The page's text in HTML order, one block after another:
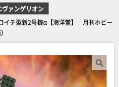
ヴァンゲリオン
イチ型新2号機α【海洋堂】 月刊ホビー